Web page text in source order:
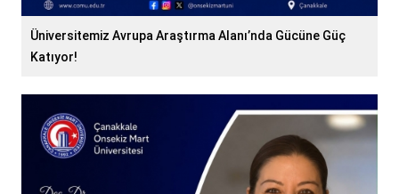
Üniversitemiz Avrupa Araştırma Alanı’nda Gücüne Güç
Katıyor!